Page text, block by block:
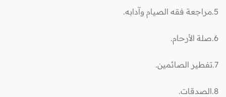
5.مراجعة فقه الصيام وآدابه.
6.صلة الأرحام.
7.تفطير الصائمين.
8.الصدقات.